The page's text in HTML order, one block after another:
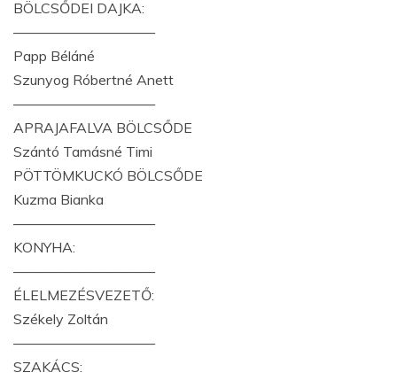
BÖLCSŐDEI DAJKA:
——————————
Papp Béláné
Szunyog Róbertné Anett
——————————
APRAJAFALVA BÖLCSŐDE
Szántó Tamásné Timi
PÖTTÖMKUCKÓ BÖLCSŐDE
Kuzma Bianka
——————————
KONYHA:
——————————
ÉLELMEZÉSVEZETŐ:
Székely Zoltán
——————————
SZAKÁCS: